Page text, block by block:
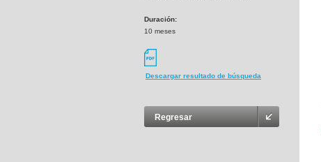
Duración:
10 meses
Descargar resultado de búsqueda
Regresar